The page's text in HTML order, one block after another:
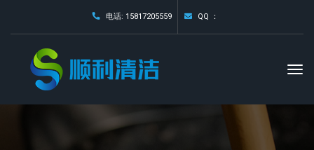
电话: 15817205559 QQ ：